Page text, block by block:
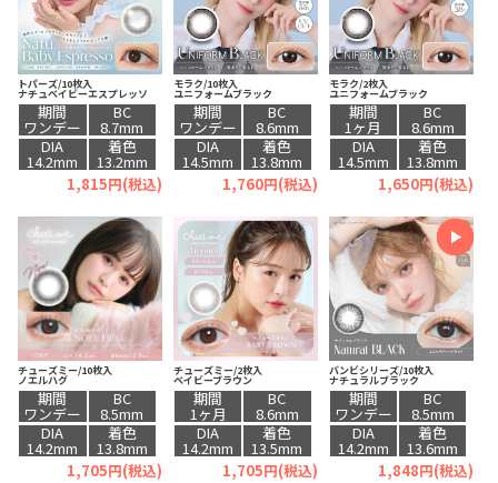
トパーズ/10枚入
ナチュベイビーエスプレッソ
期間
ワンデー
BC
8.7mm
DIA
14.2mm
着色
13.2mm
1,815円(税込)
モラク/10枚入
ユニフォームブラック
期間
ワンデー
BC
8.6mm
DIA
14.5mm
着色
13.8mm
1,760円(税込)
モラク/2枚入
ユニフォームブラック
期間
1ヶ月
BC
8.6mm
DIA
14.5mm
着色
13.8mm
1,650円(税込)
チューズミー/10枚入
ノエルハグ
期間
ワンデー
BC
8.5mm
DIA
14.2mm
着色
13.8mm
1,705円(税込)
チューズミー/2枚入
ベイビーブラウン
期間
1ヶ月
BC
8.6mm
DIA
14.2mm
着色
13.5mm
1,705円(税込)
バンビシリーズ/10枚入
ナチュラルブラック
期間
ワンデー
BC
8.5mm
DIA
14.2mm
着色
13.6mm
1,848円(税込)